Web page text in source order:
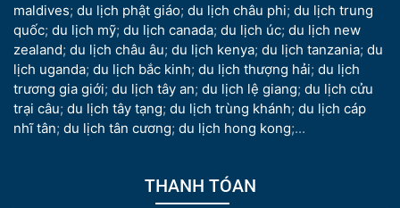
maldives; du lịch phật giáo; du lịch châu phi; du lịch trung
quốc; du lịch mỹ; du lịch canada; du lịch úc; du lịch new
zealand; du lịch châu âu; du lịch kenya; du lịch tanzania; du
lịch uganda; du lịch bắc kinh; du lịch thượng hải; du lịch
trương gia giới; du lịch tây an; du lịch lệ giang; du lịch cửu
trại câu; du lịch tây tạng; du lịch trùng khánh; du lịch cáp
nhĩ tân; du lịch tân cương; du lịch hong kong;...
THANH TÓAN